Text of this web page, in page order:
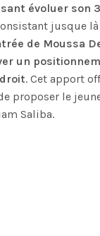
évoluer son
jusque
de Moussa
un
. Cet apport
proposer le
Saliba.